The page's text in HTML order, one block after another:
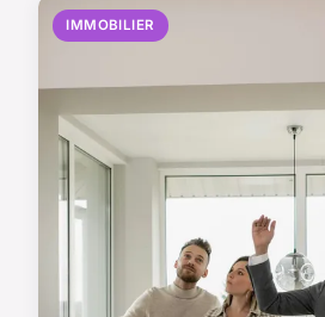
IMMOBILIER